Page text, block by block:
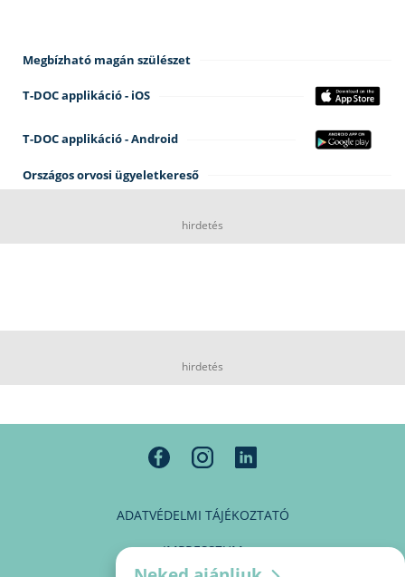
Megbízható magán szülészet
T-DOC applikáció - iOS
T-DOC applikáció - Android
Országos orvosi ügyeletkereső
hirdetés
hirdetés
ADATVÉDELMI TÁJÉKOZTATÓ
IMPRESSZUM